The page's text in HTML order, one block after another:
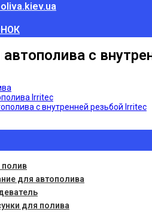
с
Irritec
с внутренней резьбой Irritec
полив
для автополива
для полива